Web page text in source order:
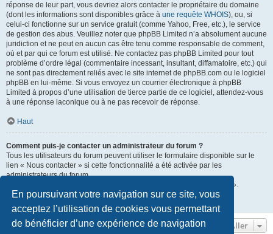
En poursuivant votre navigation sur ce site, vous
acceptez l’utilisation de cookies vous permettant
de bénéficier d’une expérience de navigation
réponse de leur part, vous devriez alors contacter le propriétaire du domaine
(dont les informations sont disponibles grâce à une requête WHOIS), ou, si
celui-ci fonctionne sur un service gratuit (comme Yahoo, Free, etc.), le service
de gestion des abus. Veuillez noter que phpBB Limited n’a absolument aucune
juridiction et ne peut en aucun cas être tenu comme responsable de comment,
où et par qui ce forum est utilisé. Ne contactez pas phpBB Limited pour tout
problème d’ordre légal (commentaire incessant, insultant, diffamatoire, etc.) qui
ne sont pas directement reliés avec le site internet de phpBB.com ou le logiciel
phpBB en lui-même. Si vous envoyez un courrier électronique à phpBB
Limited à propos d’une utilisation de tierce partie de ce logiciel, attendez-vous
à une réponse laconique ou à ne pas recevoir de réponse.
Haut
Comment puis-je contacter un administrateur du forum ?
Tous les utilisateurs du forum peuvent utiliser le formulaire disponible sur le
lien « Nous contacter » si cette fonctionnalité a été activée par les
administrateurs du forum.
Les membres du forum peuvent également utiliser le lien « L’équipe ».
Aller